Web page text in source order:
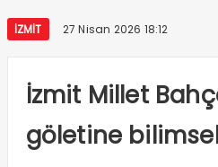
İZMIT 27 Nisan 2026 18:12
İzmit Millet
göletine